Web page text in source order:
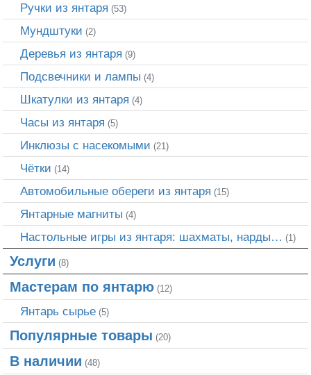
Ручки из янтаря (53)
Мундштуки (2)
Деревья из янтаря (9)
Подсвечники и лампы (4)
Шкатулки из янтаря (4)
Часы из янтаря (5)
Инклюзы с насекомыми (21)
Чётки (14)
Автомобильные обереги из янтаря (15)
Янтарные магниты (4)
Настольные игры из янтаря: шахматы, нарды… (1)
Услуги (8)
Мастерам по янтарю (12)
Янтарь сырье (5)
Популярные товары (20)
В наличии (48)